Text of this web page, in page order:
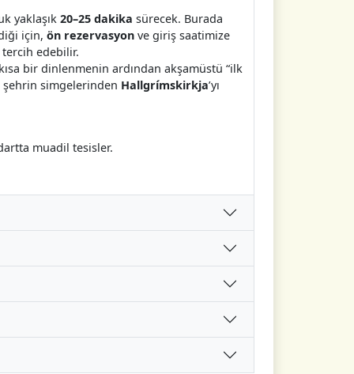
yaklaşık 20–25 dakika sürecek. Burada
için, ön rezervasyon ve giriş saatimize
edebilir.
bir dinlenmenin ardından akşamüstü “ilk
şehrin simgelerinden Hallgrímskirkja’yı
muadil tesisler.